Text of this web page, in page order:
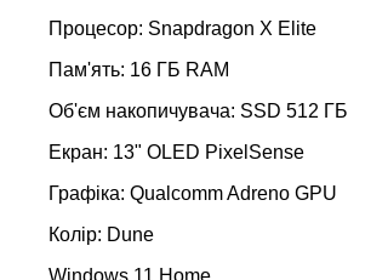
Процесор: Snapdragon X Elite
Пам'ять: 16 ГБ RAM
Об'єм накопичувача: SSD 512 ГБ
Екран: 13" OLED PixelSense
Графіка: Qualcomm Adreno GPU
Колір: Dune
Windows 11 Home